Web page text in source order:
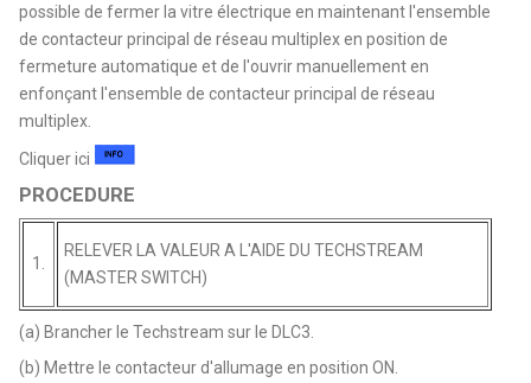
possible de fermer la vitre électrique en maintenant l'ensemble
de contacteur principal de réseau multiplex en position de
fermeture automatique et de l'ouvrir manuellement en
enfonçant l'ensemble de contacteur principal de réseau
multiplex.
Cliquer ici
PROCEDURE
1.
RELEVER LA VALEUR A L'AIDE DU TECHSTREAM
(MASTER SWITCH)
(a) Brancher le Techstream sur le DLC3.
(b) Mettre le contacteur d'allumage en position ON.